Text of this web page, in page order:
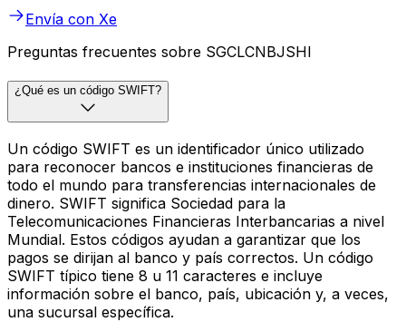
Envía con Xe
Preguntas frecuentes sobre SGCLCNBJSHI
¿Qué es un código SWIFT?
Un código SWIFT es un identificador único utilizado
para reconocer bancos e instituciones financieras de
todo el mundo para transferencias internacionales de
dinero. SWIFT significa Sociedad para la
Telecomunicaciones Financieras Interbancarias a nivel
Mundial. Estos códigos ayudan a garantizar que los
pagos se dirijan al banco y país correctos. Un código
SWIFT típico tiene 8 u 11 caracteres e incluye
información sobre el banco, país, ubicación y, a veces,
una sucursal específica.